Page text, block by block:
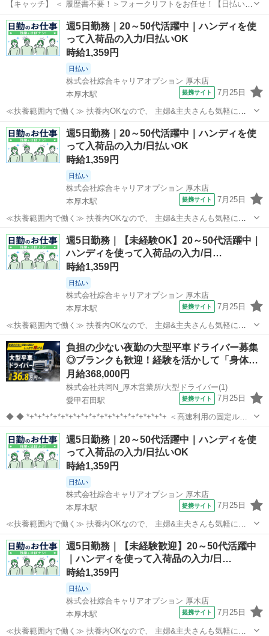
【キャッチ】 ＜ 履歴書不要！＞フォークリフトをお任せ！【日払い＆
前払いあり】高時給1520～1900円！未経験OK！ 【コメント】 ＊未経
験からお仕事にチャレンジしたい方 ＊経験を活かしてさらにスキルア
ップしたい方 ...
神奈川 厚木市 ドライバー
週5日勤務｜20～50代活躍中｜ハンディを使
って入荷品の入力/日払いOK
時給1,359円
日払い
株式会社綜合キャリアオプション 厚木店
本厚木駅
提携サイト 7月25日
≪扶養範囲内で働く≫ 扶養内OKなので、 主婦&主夫さんも気軽にご
応募くださいね♪ ≪ほぼ定時で帰れる≫ 時間をしっかり確保できる、
残業基本ナシのお仕事♪ オンとオフをきっちり切り替えたい方にオス
スメ！ ≪未経験の方も大カ...
神奈川 厚木市 本厚木駅
週5日勤務｜20～50代活躍中｜ハンディを使
って入荷品の入力/日払いOK
時給1,359円
日払い
株式会社綜合キャリアオプション 厚木店
本厚木駅
提携サイト 7月25日
≪扶養範囲内で働く≫ 扶養内OKなので、 主婦&主夫さんも気軽にご
応募くださいね♪ ≪ほぼ定時で帰れる≫ 時間をしっかり確保できる、
残業基本ナシのお仕事♪ オンとオフをきっちり切り替えたい方にオス
スメ！ ≪未経験の方も大カ...
神奈川 厚木市 本厚木駅 倉庫
週5日勤務｜【未経験OK】20～50代活躍中｜
ハンディを使って入荷品の入力/日…
時給1,359円
日払い
株式会社綜合キャリアオプション 厚木店
本厚木駅
提携サイト 7月25日
≪扶養範囲内で働く≫ 扶養内OKなので、 主婦&主夫さんも気軽にご
応募くださいね♪ ≪ほぼ定時で帰れる≫ 時間をしっかり確保できる、
残業基本ナシのお仕事♪ オンとオフをきっちり切り替えたい方にオス
スメ！ ≪未経験の方も大カ...
神奈川 厚木市 本厚木駅 倉庫
負担の少ない夜勤の大型平車ドライバー募集
◎ブランクも歓迎！経験を活かして「身体…
月給368,000円
株式会社共同N_厚木営業所/大型ドライバー(1)
愛甲石田駅
提携サイト 7月25日
◆ ◆ *+*+*+*+*+*+*+*+*+*+*+*+*+*+*+*+*+*+ ＜高速利用の固定ルー
ト＞で負担少なめ◎ 経験を活かせる夜勤のドライバースタッフ大募
集！ ☆高速利用メインの固定ルート ★手積み・手降ろ...
神奈川 厚木市 愛甲石田駅 その他
週5日勤務｜20～50代活躍中｜ハンディを使
って入荷品の入力/日払いOK
時給1,359円
日払い
株式会社綜合キャリアオプション 厚木店
本厚木駅
提携サイト 7月25日
≪扶養範囲内で働く≫ 扶養内OKなので、 主婦&主夫さんも気軽にご
応募くださいね♪ ≪ほぼ定時で帰れる≫ 時間をしっかり確保できる、
残業基本ナシのお仕事♪ オンとオフをきっちり切り替えたい方にオス
スメ！ ≪未経験の方も大カ...
神奈川 厚木市 本厚木駅 倉庫
週5日勤務｜【未経験歓迎】20～50代活躍中
｜ハンディを使って入荷品の入力/日…
時給1,359円
日払い
株式会社綜合キャリアオプション 厚木店
本厚木駅
提携サイト 7月25日
≪扶養範囲内で働く≫ 扶養内OKなので、 主婦&主夫さんも気軽にご